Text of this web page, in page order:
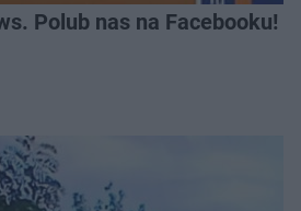
Polub nas na Facebooku!